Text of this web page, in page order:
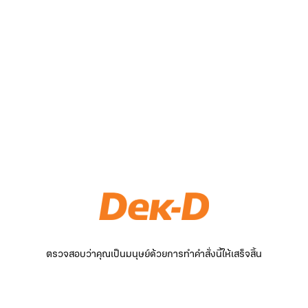
ตรวจสอบว่าคุณเป็นมนุษย์ด้วยการทำคำสั่งนี้ให้เสร็จสิ้น